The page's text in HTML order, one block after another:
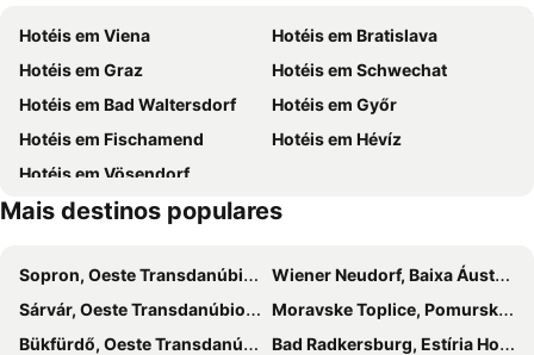
Seminarzentrum Raach
St Corona am Weschel Ski
Familypark Neusiedlersee
Hotéis em Viena
Hotéis em Bratislava
Hotéis em Graz
Hotéis em Schwechat
Hotéis em Bad Waltersdorf
Hotéis em Győr
Hotéis em Fischamend
Hotéis em Hévíz
Hotéis em Vösendorf
Mais destinos populares
Sopron, Oeste Transdanúbio Hotéis
Wiener Neudorf, Baixa Áustria Hotéis
Sárvár, Oeste Transdanúbio Hotéis
Moravske Toplice, Pomurska Hotéis
Bükfürdő, Oeste Transdanúbio Hotéis
Bad Radkersburg, Estíria Hotéis